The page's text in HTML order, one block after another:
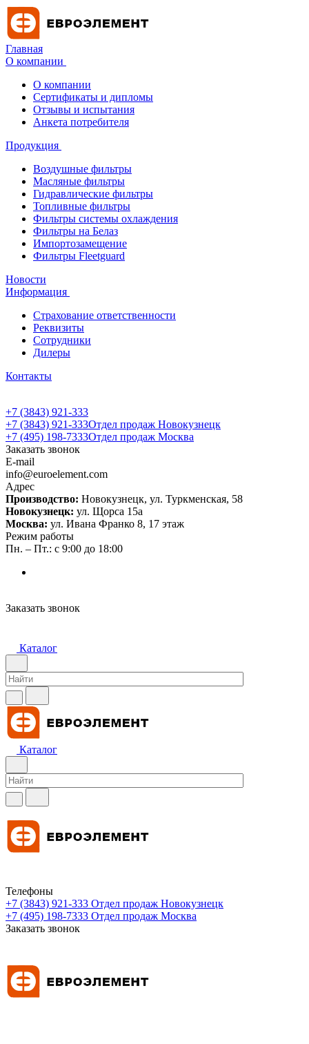
Главная
О компании
О компании
Сертификаты и дипломы
Отзывы и испытания
Анкета потребителя
Продукция
Воздушные фильтры
Масляные фильтры
Гидравлические фильтры
Топливные фильтры
Фильтры системы охлаждения
Фильтры на Белаз
Импортозамещение
Фильтры Fleetguard
Новости
Информация
Страхование ответственности
Реквизиты
Сотрудники
Дилеры
Контакты
+7 (3843) 921-333
+7 (3843) 921-333Отдел продаж Новокузнецк
+7 (495) 198-7333Отдел продаж Москва
Заказать звонок
E-mail
info@euroelement.com
Адрес
Производство: Новокузнецк, ул. Туркменская, 58
Новокузнецк: ул. Щорса 15а
Москва: ул. Ивана Франко 8, 17 этаж
Режим работы
Пн. – Пт.: с 9:00 до 18:00
Заказать звонок
Каталог
Каталог
Телефоны
+7 (3843) 921-333 Отдел продаж Новокузнецк
+7 (495) 198-7333 Отдел продаж Москва
Заказать звонок